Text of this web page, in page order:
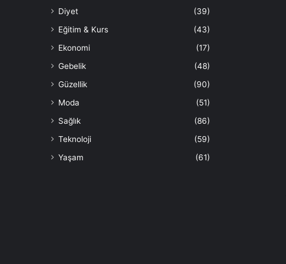
Diyet
(39)
Eğitim & Kurs
(43)
Ekonomi
(17)
Gebelik
(48)
Güzellik
(90)
Moda
(51)
Sağlık
(86)
Teknoloji
(59)
Yaşam
(61)